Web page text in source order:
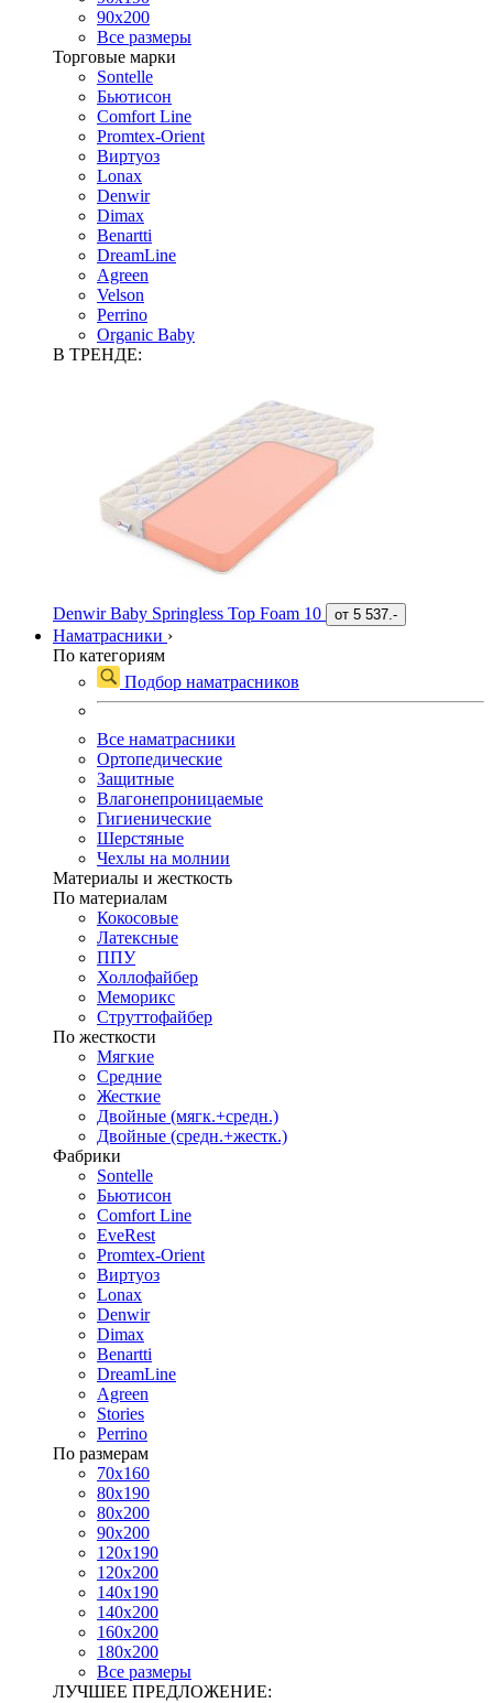
90х200
Все размеры
Торговые марки
Sontelle
Бьютисон
Comfort Line
Promtex-Orient
Виртуоз
Lonax
Denwir
Dimax
Benartti
DreamLine
Agreen
Velson
Perrino
Organic Baby
В ТРЕНДЕ:
Denwir Baby Springless Top Foam 10 от 5 537.-
Наматрасники ›
По категориям
Подбор наматрасников
Все наматрасники
Ортопедические
Защитные
Влагонепроницаемые
Гигиенические
Шерстяные
Чехлы на молнии
Материалы и жесткость
По материалам
Кокосовые
Латексные
ППУ
Холлофайбер
Меморикс
Струттофайбер
По жесткости
Мягкие
Средние
Жесткие
Двойные (мягк.+средн.)
Двойные (средн.+жестк.)
Фабрики
Sontelle
Бьютисон
Comfort Line
EveRest
Promtex-Orient
Виртуоз
Lonax
Denwir
Dimax
Benartti
DreamLine
Agreen
Stories
Perrino
По размерам
70х160
80х190
80х200
90х200
120х190
120х200
140х190
140х200
160х200
180х200
Все размеры
ЛУЧШЕЕ ПРЕДЛОЖЕНИЕ: